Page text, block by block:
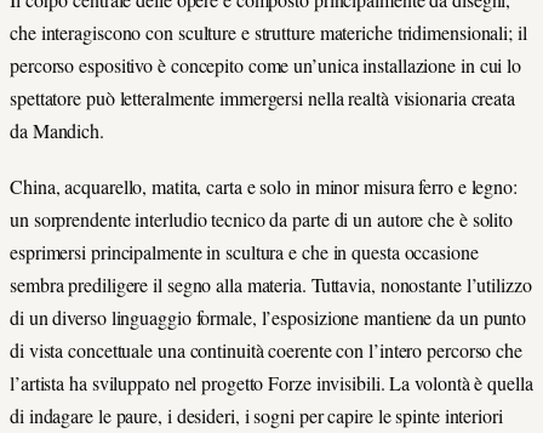
che interagiscono con sculture e strutture materiche tridimensionali; il
percorso espositivo è concepito come un’unica installazione in cui lo
spettatore può letteralmente immergersi nella realtà visionaria creata
da Mandich.
China, acquarello, matita, carta e solo in minor misura ferro e legno:
un sorprendente interludio tecnico da parte di un autore che è solito
esprimersi principalmente in scultura e che in questa occasione
sembra prediligere il segno alla materia. Tuttavia, nonostante l’utilizzo
di un diverso linguaggio formale, l’esposizione mantiene da un punto
di vista concettuale una continuità coerente con l’intero percorso che
l’artista ha sviluppato nel progetto Forze invisibili. La volontà è quella
di indagare le paure, i desideri, i sogni per capire le spinte interiori